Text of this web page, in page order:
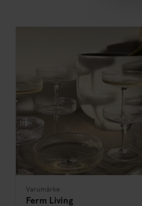
Varumärke
Ferm Living